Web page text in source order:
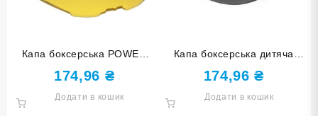
Капа боксерська POWER
MG-012-ЖЧ жовто-чорна
174,96 ₴
Додати в кошик
Капа боксерська дитяча
POWER MG-004-БЧ біло-
чорна
174,96₴
Додати в кошик